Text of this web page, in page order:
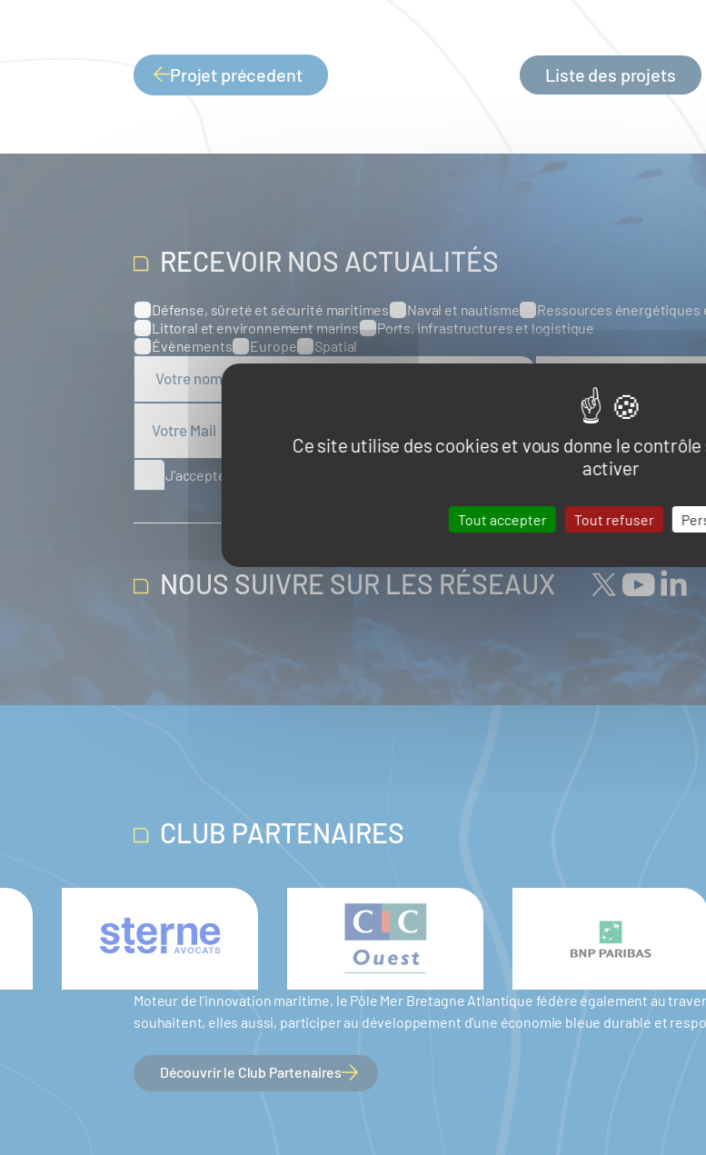
Ce site utilise des cookies et vous donne le
activer
Tout accepter Tout refuser
PAGINATION
Projet précedent Liste des projets
RECEVOIR NOS ACTUALITÉS
Catégories
Défense, sûreté et sécurité maritimes Naval et nautisme Ressources énergétiques
Littoral et environnement marins
Ports, infrastructures et logistique
Évènements
Europe Spatial
J'accepte de recevoir des articles d'actualité de la part du Pôle Mer Bretagne Atlantique
NOUS SUIVRE SUR LES RÉSEAUX
CLUB PARTENAIRES
Moteur de l'innovation maritime, le Pôle Mer Bretagne Atlantique fédère également au
souhaitent, elles aussi, participer au développement d'une économie bleue durable et
Découvrir le Club Partenaires